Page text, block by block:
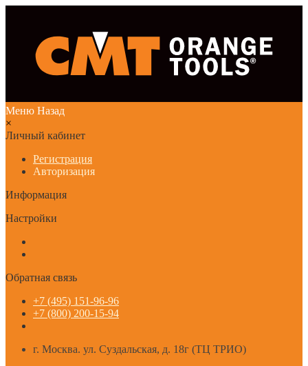
Меню Назад
×
Личный кабинет
Регистрация
Авторизация
Информация
Настройки
Обратная связь
+7 (495) 151-96-96
+7 (800) 200-15-94
г. Москва. ул. Суздальская, д. 18г (ТЦ ТРИО)